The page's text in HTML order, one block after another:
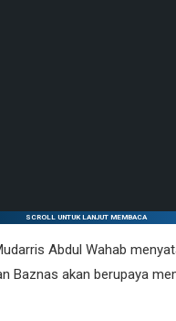
SCROLL UNTUK LANJUT MEMBACA
Abdul Wahab
Baznas akan berupaya